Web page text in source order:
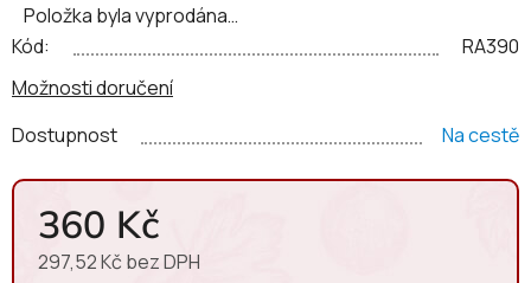
Položka byla vyprodána…
Dostupnost Na cestě
Možnosti doručení
Kód: RA390
360 Kč
297,52 Kč bez DPH